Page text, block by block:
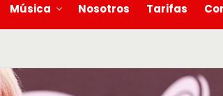
Música Nosotros Tarifas